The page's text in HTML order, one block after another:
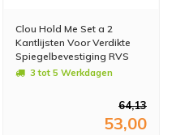
Clou Hold Me Set a 2
Kantlijsten Voor Verdikte
Spiegelbevestiging RVS
Gepolijst 70cm
3 tot 5 Werkdagen
64,13
53,00